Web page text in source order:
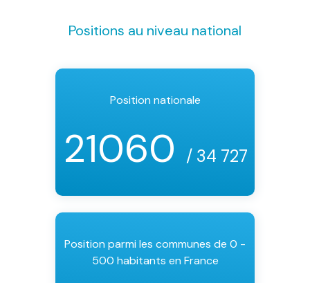
Positions au niveau national
Position nationale
21060 / 34 727
Position parmi les communes de 0 -
500 habitants en France